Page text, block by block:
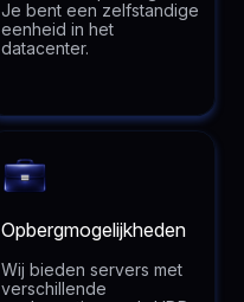
Je bent een zelfstandige
eenheid in het
datacenter.
Opbergmogelijkheden
Wij bieden servers met
verschillende